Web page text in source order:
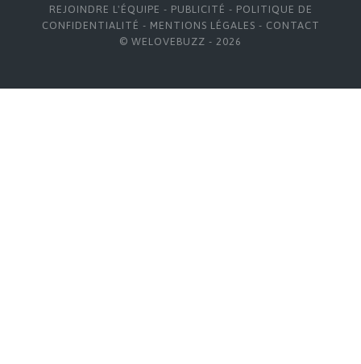
REJOINDRE L'ÉQUIPE - PUBLICITÉ - POLITIQUE DE
CONFIDENTIALITÉ - MENTIONS LÉGALES - CONTACT
© WELOVEBUZZ - 2026